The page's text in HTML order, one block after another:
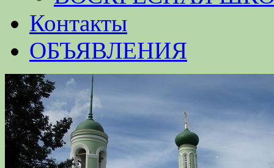
Контакты
ОБЪЯВЛЕНИЯ